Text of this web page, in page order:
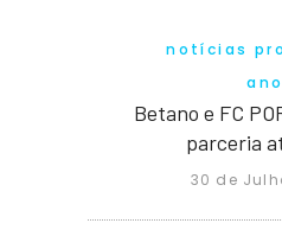
notícias
ano
Betano e FC
parceria
30 de